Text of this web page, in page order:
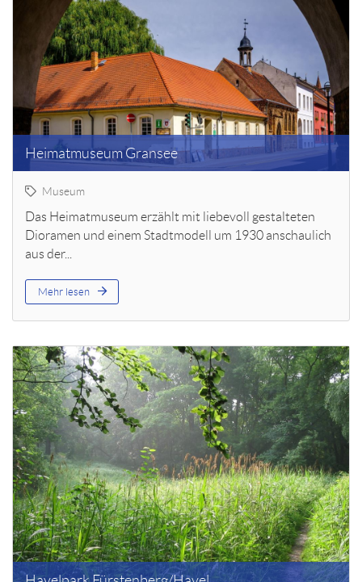
Heimatmuseum Gransee
Museum
Das Heimatmuseum erzählt mit liebevoll gestalteten
Dioramen und einem Stadtmodell um 1930 anschaulich
aus der...
Mehr lesen